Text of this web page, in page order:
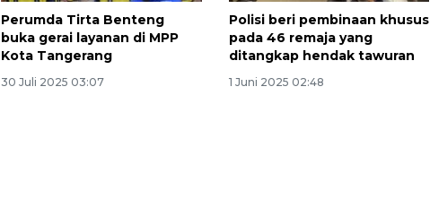
Perumda Tirta Benteng
buka gerai layanan di MPP
Kota Tangerang
30 Juli 2025 03:07
Polisi beri pembinaan khusus
pada 46 remaja yang
ditangkap hendak tawuran
1 Juni 2025 02:48